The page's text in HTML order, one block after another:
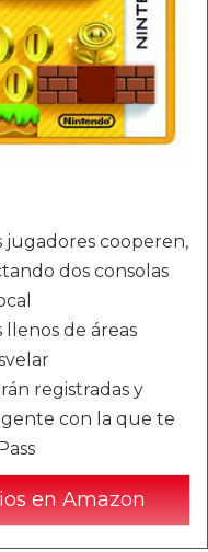
cooperen,
dos consolas
llenos de áreas
registradas y
gente con la que te
en Amazon